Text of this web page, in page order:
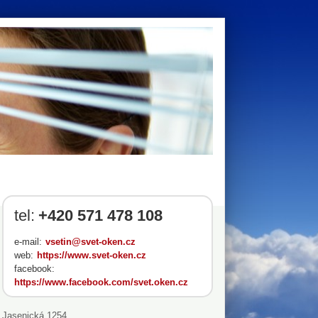
tel: +420 571 478 108
e-mail: vsetin@svet-oken.cz
web: https://www.svet-oken.cz
facebook:
https://www.facebook.com/svet.oken.cz
Jasenická 1254